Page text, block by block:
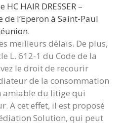
HAIR DRESSER –
l’Eperon à Saint-Paul
meilleurs délais. De plus,
L. 612-1 du Code de la
le droit de recourir
de la consommation
amiable du litige qui
A cet effet, il est proposé
Solution, qui peut